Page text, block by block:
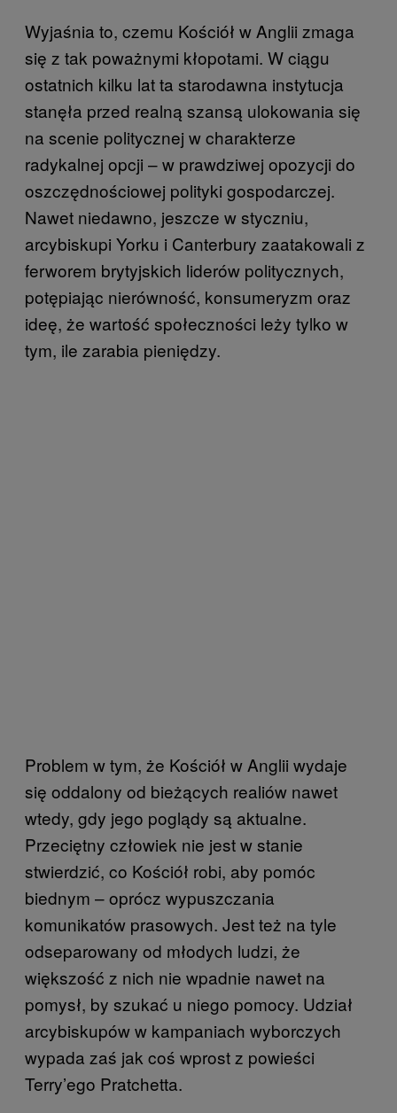
Wyjaśnia to, czemu Kościół w Anglii zmaga
się z tak poważnymi kłopotami. W ciągu
ostatnich kilku lat ta starodawna instytucja
stanęła przed realną szansą ulokowania się
na scenie politycznej w charakterze
radykalnej opcji – w prawdziwej opozycji do
oszczędnościowej polityki gospodarczej.
Nawet niedawno, jeszcze w styczniu,
arcybiskupi Yorku i Canterbury zaatakowali z
ferworem brytyjskich liderów politycznych,
potępiając nierówność, konsumeryzm oraz
ideę, że wartość społeczności leży tylko w
tym, ile zarabia pieniędzy.
Problem w tym, że Kościół w Anglii wydaje
się oddalony od bieżących realiów nawet
wtedy, gdy jego poglądy są aktualne.
Przeciętny człowiek nie jest w stanie
stwierdzić, co Kościół robi, aby pomóc
biednym – oprócz wypuszczania
komunikatów prasowych. Jest też na tyle
odseparowany od młodych ludzi, że
większość z nich nie wpadnie nawet na
pomysł, by szukać u niego pomocy. Udział
arcybiskupów w kampaniach wyborczych
wypada zaś jak coś wprost z powieści
Terry’ego Pratchetta.